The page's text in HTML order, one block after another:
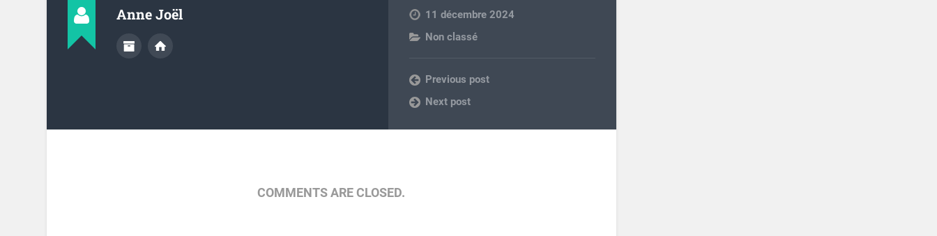
Anne Joël
11 décembre 2024
Non classé
Previous post
Next post
COMMENTS ARE CLOSED.